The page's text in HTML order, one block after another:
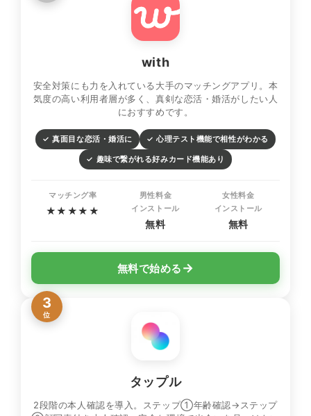
with
安全対策にも力を入れている大手のマッチングアプリ。本
気度の高い利用者層が多く、真剣な恋活・婚活がしたい人
におすすめです。
✓ 真面目な恋活・婚活に ✓ 心理テスト機能で相性がわかる
✓ 趣味で繋がれる好みカード機能あり
マッチング率
★★★★★
男性料金
インストール
無料
女性料金
インストール
無料
無料で始める →
3
位
タップル
2段階の本人確認を導入。ステップ①年齢確認→ステップ